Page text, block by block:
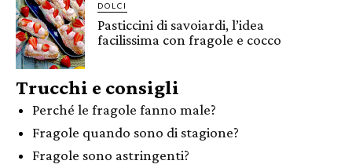
DOLCI
Pasticcini di savoiardi, l’idea
facilissima con fragole e cocco
Trucchi e consigli
Perché le fragole fanno male?
Fragole quando sono di stagione?
Fragole sono astringenti?